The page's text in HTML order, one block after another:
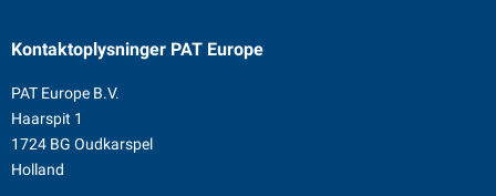
Kontaktoplysninger PAT Europe
PAT Europe B.V.
Haarspit 1
1724 BG Oudkarspel
Holland